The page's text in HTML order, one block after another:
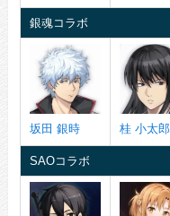
銀魂コラボ
坂田 銀時 桂 小太郎
SAOコラボ